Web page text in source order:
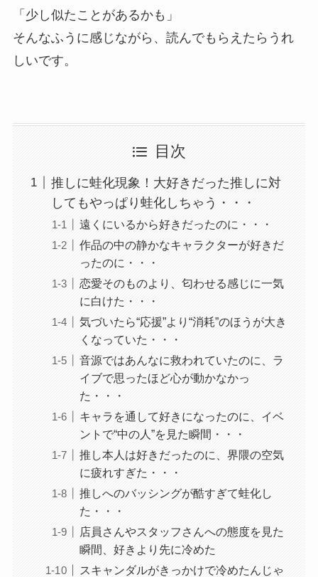
「少し似たことがあるかも」
そんなふうに感じながら、読んでもらえたらうれ
しいです。
目次
推しに蛙化現象！大好きだった推しに対
してもやっぱり蛙化しちゃう・・・
遠くにいるから好きだったのに・・・
作品の中の静かなキャラクターが好きだ
ったのに・・・
恋愛そのものより、匂わせる感じに一気
に白けた・・・
気づいたら“応援”より“消耗”のほうが大き
くなっていた・・・
音源ではあんなに救われていたのに、ラ
イブで思ったほど心が動かなかっ
た・・・
キャラを通して好きになったのに、イベ
ントで“中の人”を見た瞬間・・・
推し本人は好きだったのに、界隈の空気
に疲れすぎた・・・
推しへのバッシングが酷すぎて蛙化し
た・・・
店員さんやスタッフさんへの態度を見た
瞬間、好きより先に冷めた
スキャンダルがきっかけで冷めたんじゃ